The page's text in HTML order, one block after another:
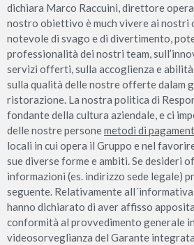
dichiara Marco Raccuini, direttore
nostro obiettivo è much vivere ai nostri
notevole di svago e di divertimento,
professionalità dei nostri team,
servizi offerti, sulla accoglienza e
sulla qualità delle nostre offerte dalam
ristorazione. La nostra politica di
fondante della cultura aziendale, e ci
delle nostre personemetodi di
locali in cui opera il Gruppo e nel
sue diverse forme e ambiti. Se desideri
informazioni (es. indirizzo sede legale)
seguente. Relativamente
hanno dichiarato di aver affisso
conformità al provvedimento generale
videosorveglianza del Garante